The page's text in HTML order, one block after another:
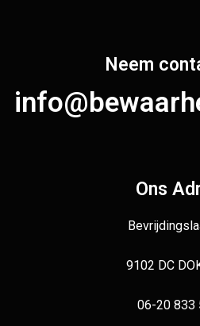
Neem
Ons
9102 DC
06-20 833